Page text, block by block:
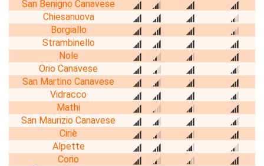
San Benigno Canavese
Chiesanuova
Borgiallo
Strambinello
Nole
Orio Canavese
San Martino Canavese
Vidracco
Mathi
San Maurizio Canavese
Ciriè
Alpette
Corio